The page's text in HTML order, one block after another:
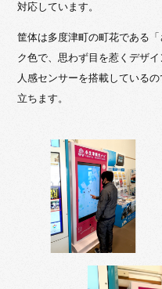
対応しています。
筐体は多度津町の町花である
ク色で、思わず目を惹くデザイ
人感センサーを搭載している
立ちます。